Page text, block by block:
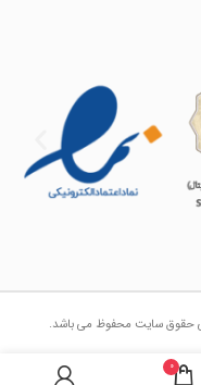
0